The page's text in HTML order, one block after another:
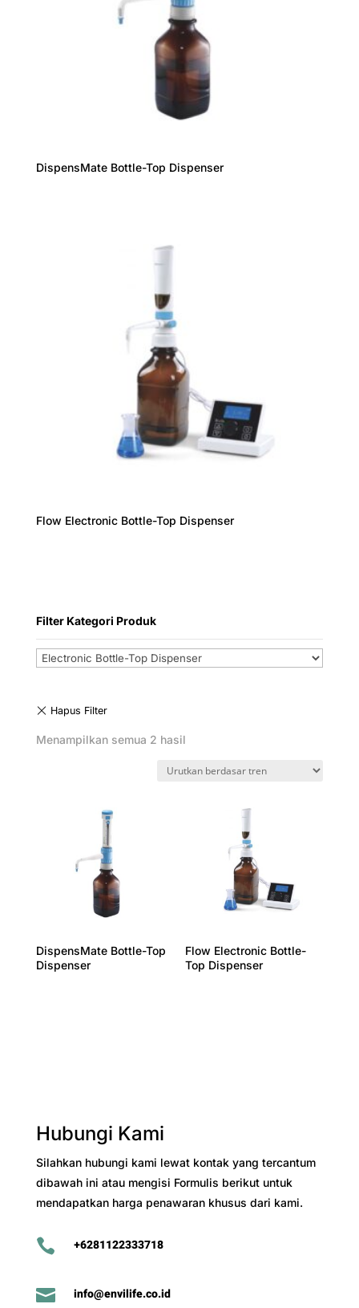
DispensMate Bottle-Top Dispenser
Flow Electronic Bottle-Top Dispenser
Filter Kategori Produk
Menampilkan semua 2 hasil
DispensMate Bottle-Top
Dispenser
Flow Electronic Bottle-
Top Dispenser
Hubungi Kami
Silahkan hubungi kami lewat kontak yang tercantum
dibawah ini atau mengisi Formulis berikut untuk
mendapatkan harga penawaran khusus dari kami.
 +6281122333718
 info@envilife.co.id